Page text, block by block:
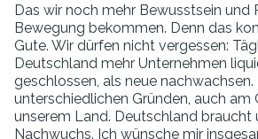
Das wir noch mehr Bewusstsein und
Bewegung bekommen. Denn das
Gute. Wir dürfen nicht vergessen:
Deutschland mehr Unternehmen
geschlossen, als neue
unterschiedlichen Gründen, auch am
unserem Land. Deutschland braucht
Nachwuchs. Ich wünsche mir